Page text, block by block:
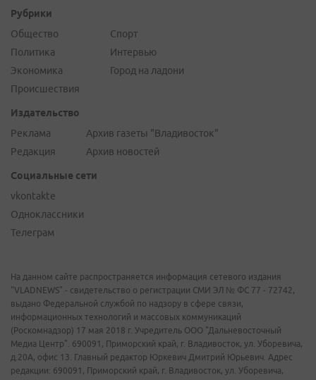
Рубрики
Общество
Политика
Экономика
Происшествия
Спорт
Интервью
Город на ладони
Издательство
Реклама
Редакция
Архив газеты "Владивосток"
Архив новостей
Социальные сети
vkontakte
Одноклассники
Телеграм
На данном сайте распространяется информация сетевого издания
"VLADNEWS" - свидетельство о регистрации СМИ ЭЛ № ФС 77 - 72742,
выдано Федеральной службой по надзору в сфере связи,
информационных технологий и массовых коммуникаций
(Роскомнадзор) 17 мая 2018 г. Учредитель ООО "Дальневосточный
Медиа Центр". 690091, Приморский край, г. Владивосток, ул. Уборевича,
д.20А, офис 13. Главный редактор Юркевич Дмитрий Юрьевич. Адрес
редакции: 690091, Приморский край, г. Владивосток, ул. Уборевича,